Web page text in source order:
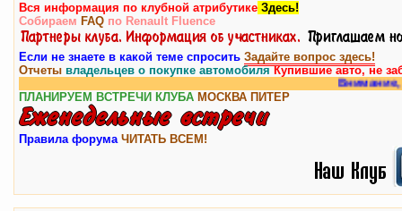
Вся информация по клубной атрибутике Здесь!
Собираем FAQ по Renault Fluence
Если не знаете в какой теме спросить Задайте вопрос здесь!
Отчеты владельцев о покупке автомобиляКупившие авто, не
Внимание, у нас
ПЛАНИРУЕМ ВСТРЕЧИ КЛУБА МОСКВА ПИТЕР
Правила форума ЧИТАТЬ ВСЕМ!